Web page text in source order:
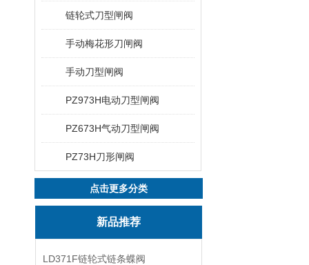
链轮式刀型闸阀
手动梅花形刀闸阀
手动刀型闸阀
PZ973H电动刀型闸阀
PZ673H气动刀型闸阀
PZ73H刀形闸阀
点击更多分类
新品推荐
LD371F链轮式链条蝶阀